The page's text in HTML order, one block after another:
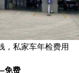
，私家车年检费用
免费